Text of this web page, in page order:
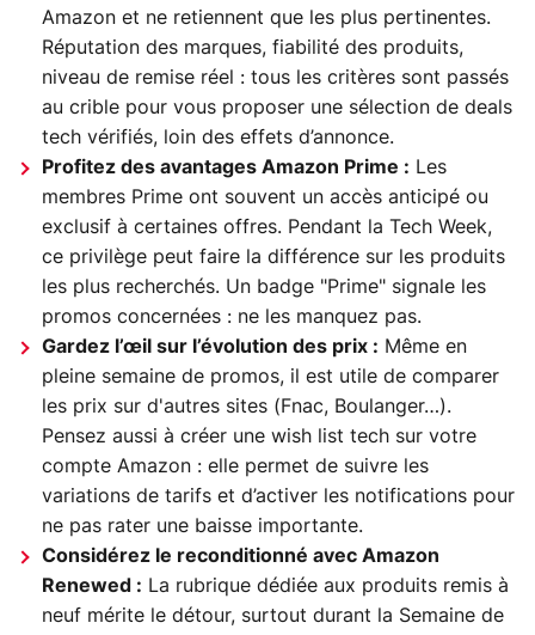
Amazon et ne retiennent que les plus pertinentes.
Réputation des marques, fiabilité des produits,
niveau de remise réel : tous les critères sont passés
au crible pour vous proposer une sélection de deals
tech vérifiés, loin des effets d’annonce.
Profitez des avantages Amazon Prime : Les
membres Prime ont souvent un accès anticipé ou
exclusif à certaines offres. Pendant la Tech Week,
ce privilège peut faire la différence sur les produits
les plus recherchés. Un badge "Prime" signale les
promos concernées : ne les manquez pas.
Gardez l’œil sur l’évolution des prix : Même en
pleine semaine de promos, il est utile de comparer
les prix sur d'autres sites (Fnac, Boulanger…).
Pensez aussi à créer une wish list tech sur votre
compte Amazon : elle permet de suivre les
variations de tarifs et d’activer les notifications pour
ne pas rater une baisse importante.
Considérez le reconditionné avec Amazon
Renewed : La rubrique dédiée aux produits remis à
neuf mérite le détour, surtout durant la Semaine de